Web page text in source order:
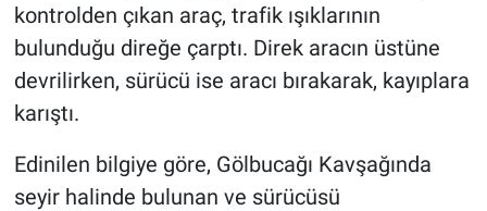
kontrolden çıkan araç, trafik ışıklarının
bulunduğu direğe çarptı. Direk aracın üstüne
devrilirken, sürücü ise aracı bırakarak, kayıplara
karıştı.
Edinilen bilgiye göre, Gölbucağı Kavşağında
seyir halinde bulunan ve sürücüsü